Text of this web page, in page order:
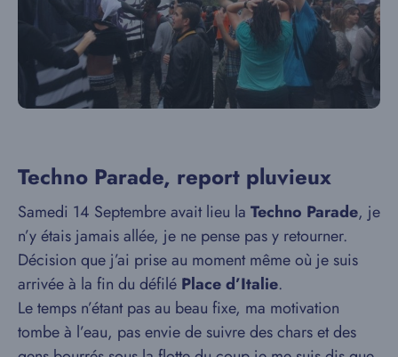
Techno Parade, report pluvieux
Samedi 14 Septembre avait lieu la Techno Parade, je
n’y étais jamais allée, je ne pense pas y retourner.
Décision que j’ai prise au moment même où je suis
arrivée à la fin du défilé Place d’Italie.
Le temps n’étant pas au beau fixe, ma motivation
tombe à l’eau, pas envie de suivre des chars et des